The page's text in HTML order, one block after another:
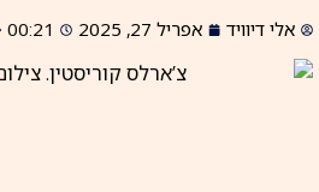
אלי דיוויד אפריל 27, 2025 00:21